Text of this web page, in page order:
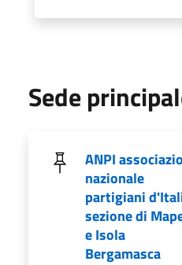
Sede
ANPI
nazionale
partigiani
sezione di
e Isola
Bergamasca